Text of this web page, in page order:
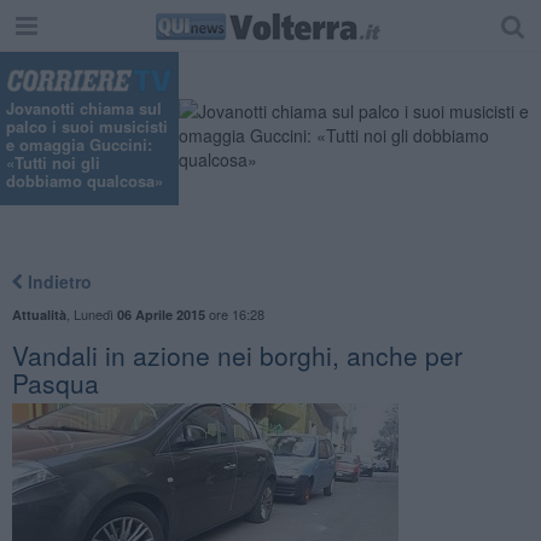
Jovanotti chiama sul
palco i suoi musicisti
e omaggia Guccini:
«Tutti noi gli
dobbiamo qualcosa»
Indietro
Attualità Lunedì 06 Aprile 2015ore 16:28
Vandali in azione nei borghi, anche per
Pasqua